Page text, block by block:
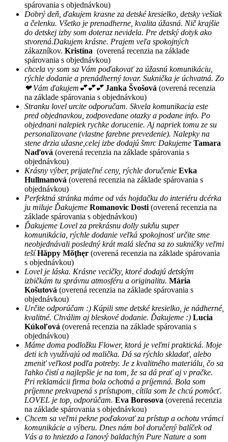
spárovania s objednávkou)
Dobrý deň, ďakujem krasne za detské kresielko, detsky vešiak
a čelenku. Všetko je prenadherne, kvalita úžasná. Nič krajšie
do detskej izby som doteraz nevidela. Pre detský dotyk ako
stvorená.Dakujem krásne. Prajem veľa spokojných
zákazníkov. Kristína (overená recenzia na základe
spárovania s objednávkou)
chcela vy som sa Vám poďakovať za úžasnú komunikáciu,
rýchle dodanie a prenádherný tovar. Suknička je úchvatná. Zo
❤ Vám ďakujem💕💕💕 Janka Švošová (overená recenzia
na základe spárovania s objednávkou)
Stranku lovel urcite odporučam. Skvela komunikacia este
pred objednavkou, zodpovedane otazky a podane info. Po
objednani nalepiek rychke dorucenie. Aj napriek tomu ze su
personalizovane (vlastne farebne prevedenie). Nalepky na
stene drzia užasne,celej izbe dodajú šmrc Dakujeme Tamara
Naďová (overená recenzia na základe spárovania s
objednávkou)
Krásny výber, prijateľné ceny, rýchle doručenie Evka
Hullmanová (overená recenzia na základe spárovania s
objednávkou)
Perfektná stránka máme od vás hojdačku do interiéru dcérka
ju miluje Ďakujeme Romanovic Dosti (overená recenzia na
základe spárovania s objednávkou)
Ďakujeme Lovel za prekrásnu dolly sukňu super
komunikácia, rýchle dodanie veľká spokojnosť určite sme
neobjednávali posledný krát malá slečna sa zo sukničky veľmi
tešíHãppy Mõţhęr (overená recenzia na základe spárovania
s objednávkou)
Lovel je láska. Krásne vecičky, ktoré dodajú detským
izbičkám tu správnu atmosféru a originalitu. Mária
Košutová (overená recenzia na základe spárovania s
objednávkou)
Určite odporúčam :) Kúpili sme detské kresielko, je nádherné,
kvalitné. Chválim aj bleskové dodanie. Ďakujeme :) Lucia
Kúkoľová (overená recenzia na základe spárovania s
objednávkou)
Máme doma podložku Flower, ktorá je veľmi praktická. Moje
deti ich využívajú od malička. Dá sa rýchlo skladať, alebo
zmeniť veľkost podľa potreby. Je z kvalitného materiálu, čo sa
ľahko čistí a najlepšie je na tom, že sa dá prať aj v pračke.
Pri reklamácii firma bola ochotná a príjemná. Bola som
príjemne prekvapená s prístupom, cítila som že chcú pomôcť.
LOVEL je top, odporúčam. Eva Borosova (overená recenzia
na základe spárovania s objednávkou)
Chcem sa veľmi pekne poďakovať za prístup a ochotu vrámci
komunikácie a výberu. Dnes nám bol doručený balíček od
Vás a to hniezdo a ľanový baldachýn Pure Nature a som